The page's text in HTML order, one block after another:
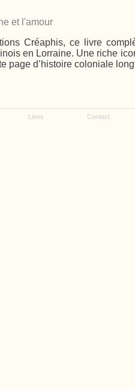
et l'amour
Créaphis, ce livre
en Lorraine. Une riche
page d’histoire coloniale
Liens Contact